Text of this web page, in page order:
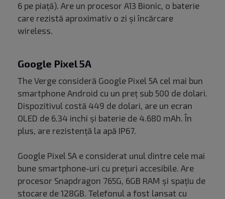
6 pe piață). Are un procesor A13 Bionic, o baterie
care rezistă aproximativ o zi și încărcare
wireless.
Google Pixel 5A
The Verge consideră Google Pixel 5A cel mai bun
smartphone Android cu un preț sub 500 de dolari.
Dispozitivul costă 449 de dolari, are un ecran
OLED de 6.34 inchi și baterie de 4.680 mAh. În
plus, are rezistență la apă IP67.
Google Pixel 5A e considerat unul dintre cele mai
bune smartphone-uri cu prețuri accesibile. Are
procesor Snapdragon 765G, 6GB RAM și spațiu de
stocare de 128GB. Telefonul a fost lansat cu